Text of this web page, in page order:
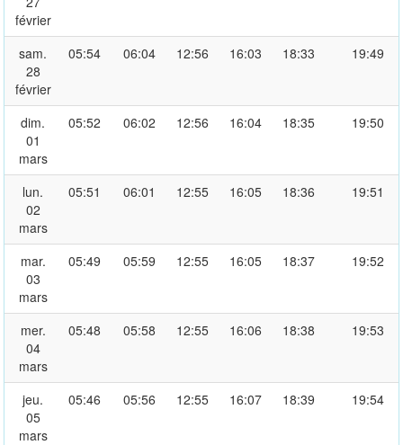
février
sam.
28
février
05:54 06:04 12:56 16:03 18:33 19:49
dim.
01
mars
05:52 06:02 12:56 16:04 18:35 19:50
lun.
02
mars
05:51 06:01 12:55 16:05 18:36 19:51
mar.
03
mars
05:49 05:59 12:55 16:05 18:37 19:52
mer.
04
mars
05:48 05:58 12:55 16:06 18:38 19:53
jeu.
05
mars
05:46 05:56 12:55 16:07 18:39 19:54